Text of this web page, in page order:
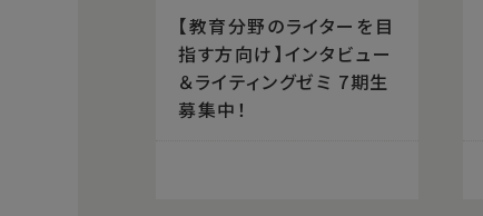
【教育分野のライターを目
指す方向け】インタビュー
＆ライティングゼミ 7期生
募集中！